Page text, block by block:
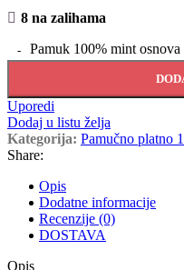
8 na zalihama
Pamuk 100% mint
Uporedi
Dodaj u listu želja
Kategorija: Pamučno platno
Share:
Opis
Dodatne informacije
Recenzije (0)
DOSTAVA
Opis